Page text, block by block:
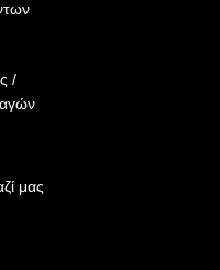
/
μας